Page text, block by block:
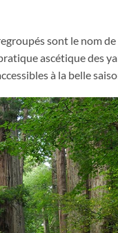
sont le nom
ascétique des
à la belle